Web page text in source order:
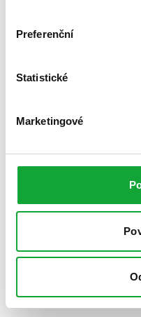
Preferenční
Statistické
Marketingové